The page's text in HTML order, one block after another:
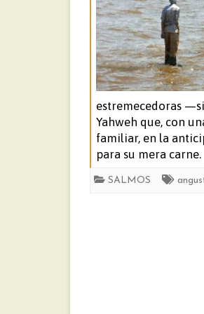
estremecedoras
Yahweh que, con
familiar, en la
para su mera carne.
SALMOS